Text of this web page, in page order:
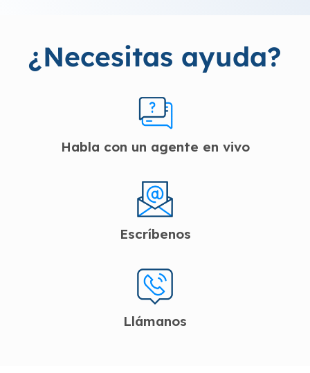
¿Necesitas ayuda?
Habla con un agente en vivo
Escríbenos
Llámanos